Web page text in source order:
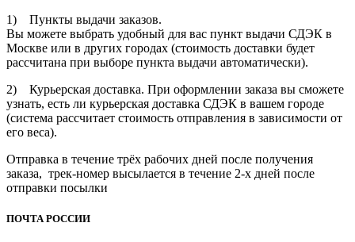
1) Пункты выдачи заказов.
Вы можете выбрать удобный для вас пункт выдачи СДЭК в
Москве или в других городах (стоимость доставки будет
рассчитана при выборе пункта выдачи автоматически).
2) Курьерская доставка. При оформлении заказа вы сможете
узнать, есть ли курьерская доставка СДЭК в вашем городе
(система рассчитает стоимость отправления в зависимости от
его веса).
Отправка в течение трёх рабочих дней после получения
заказа, трек-номер высылается в течение 2-х дней после
отправки посылки
ПОЧТА РОССИИ